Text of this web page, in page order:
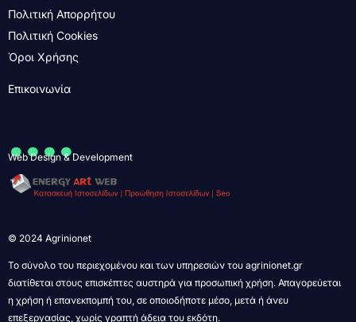
Πολιτική Απορρήτου
Πολιτική Cookies
Όροι Χρήσης
Επικοινωνία
....
Web Design & Development
© 2024 Agrinionet
Το σύνολο του περιεχομένου και των υπηρεσιών του agrinionet.gr
διατίθεται στους επισκέπτες αυστηρά για προσωπική χρήση. Απαγορεύεται
η χρήση ή επανεκπομπή του, σε οποιοδήποτε μέσο, μετά ή άνευ
επεξεργασίας, χωρίς γραπτή άδεια του εκδότη.